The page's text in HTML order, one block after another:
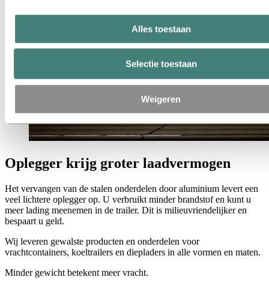
Alles toestaan
Selectie toestaan
Weigeren
Oplegger krijg groter laadvermogen
Het vervangen van de stalen onderdelen door aluminium levert een
veel lichtere oplegger op. U verbruikt minder brandstof en kunt u
meer lading meenemen in de trailer. Dit is milieuvriendelijker en
bespaart u geld.
Wij leveren gewalste producten en onderdelen voor
vrachtcontainers, koeltrailers en diepladers in alle vormen en maten.
Minder gewicht betekent meer vracht.